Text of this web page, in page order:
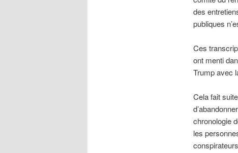
des
publiques
Ces
ont menti
Trump avec
Cela fait
chronologie
les